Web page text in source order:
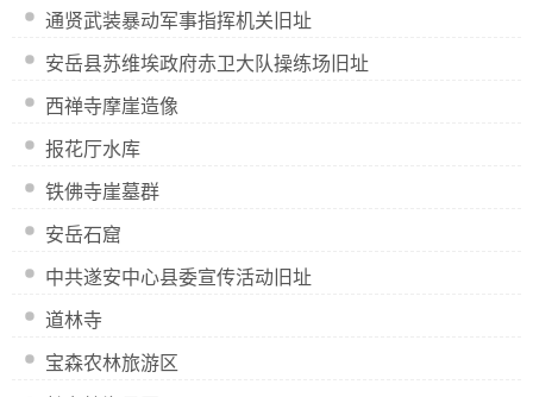
通贤武装暴动军事指挥机关旧址
安岳县苏维埃政府赤卫大队操练场旧址
西禅寺摩崖造像
报花厅水库
铁佛寺崖墓群
安岳石窟
中共遂安中心县委宣传活动旧址
道林寺
宝森农林旅游区